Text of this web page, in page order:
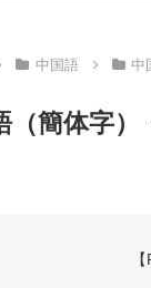
中国語 中
（簡体字